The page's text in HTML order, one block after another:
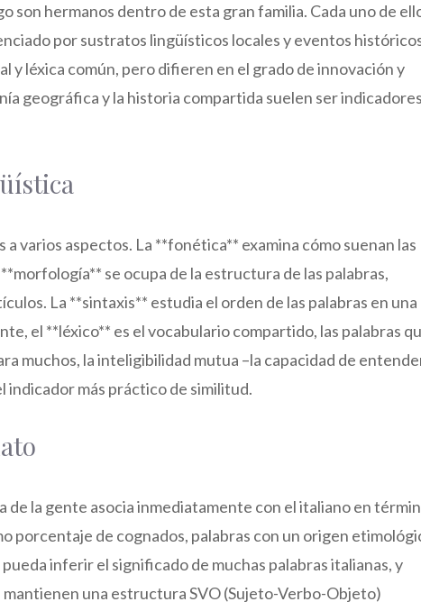
son hermanos dentro de esta gran familia. Cada uno de
por sustratos lingüísticos locales y eventos
y léxica común, pero difieren en el grado de innovación y
geográfica y la historia compartida suelen ser
varios aspectos. La **fonética** examina cómo suenan las
se ocupa de la estructura de las palabras,
La **sintaxis** estudia el orden de las palabras en una
el **léxico** es el vocabulario compartido, las palabras
muchos, la inteligibilidad mutua –la capacidad de
más práctico de similitud.
de la gente asocia inmediatamente con el italiano en
porcentaje de cognados, palabras con un origen
inferir el significado de muchas palabras italianas, y
una estructura SVO (Sujeto-Verbo-Objeto)